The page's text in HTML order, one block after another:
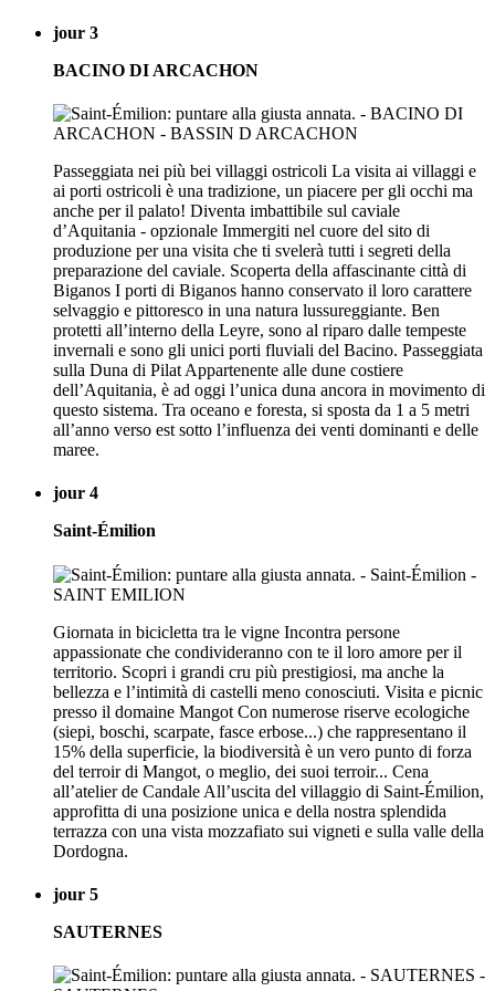
jour 3
BACINO DI ARCACHON
Passeggiata nei più bei villaggi ostricoli La visita ai villaggi e
ai porti ostricoli è una tradizione, un piacere per gli occhi ma
anche per il palato! Diventa imbattibile sul caviale
d’Aquitania - opzionale Immergiti nel cuore del sito di
produzione per una visita che ti svelerà tutti i segreti della
preparazione del caviale. Scoperta della affascinante città di
Biganos I porti di Biganos hanno conservato il loro carattere
selvaggio e pittoresco in una natura lussureggiante. Ben
protetti all’interno della Leyre, sono al riparo dalle tempeste
invernali e sono gli unici porti fluviali del Bacino. Passeggiata
sulla Duna di Pilat Appartenente alle dune costiere
dell’Aquitania, è ad oggi l’unica duna ancora in movimento di
questo sistema. Tra oceano e foresta, si sposta da 1 a 5 metri
all’anno verso est sotto l’influenza dei venti dominanti e delle
maree.
jour 4
Saint-Émilion
Giornata in bicicletta tra le vigne Incontra persone
appassionate che condivideranno con te il loro amore per il
territorio. Scopri i grandi cru più prestigiosi, ma anche la
bellezza e l’intimità di castelli meno conosciuti. Visita e picnic
presso il domaine Mangot Con numerose riserve ecologiche
(siepi, boschi, scarpate, fasce erbose...) che rappresentano il
15% della superficie, la biodiversità è un vero punto di forza
del terroir di Mangot, o meglio, dei suoi terroir... Cena
all’atelier de Candale All’uscita del villaggio di Saint-Émilion,
approfitta di una posizione unica e della nostra splendida
terrazza con una vista mozzafiato sui vigneti e sulla valle della
Dordogna.
jour 5
SAUTERNES